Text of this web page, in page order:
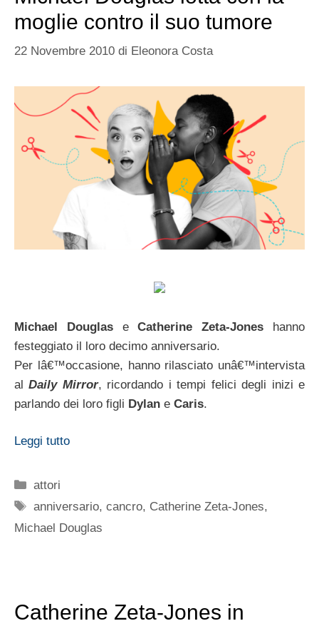
moglie contro il suo tumore
22 Novembre 2010 di Eleonora Costa
Michael DouglaseCatherine Zeta-Jones hanno
festeggiato il loro decimo anniversario.
Per lâ€™occasione, hanno rilasciato unâ€™intervista
alDaily Mirror, ricordando i tempi felici degli inizi e
parlando dei loro figli Dylan e Caris.
Leggi tutto
Categorie
attori
Tag
anniversario,cancro, Catherine Zeta-Jones,
Michael Douglas
Catherine Zeta-Jones in